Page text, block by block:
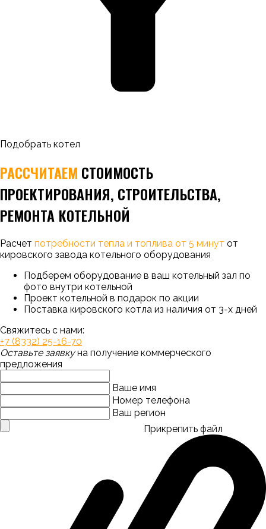
Подобрать котел
РАССЧИТАЕМ СТОИМОСТЬ
ПРОЕКТИРОВАНИЯ, СТРОИТЕЛЬСТВА,
РЕМОНТА КОТЕЛЬНОЙ
Расчет потребности тепла и топлива от 5 минут от
кировского завода котельного оборудования
Подберем оборудование в ваш котельный зал по
фото внутри котельной
Проект котельной в подарок по акции
Поставка кировского котла из наличия от 3-х дней
Свяжитесь с нами:
+7 (8332) 25-16-70
Оставьте заявкуна получение коммерческого
предложения
Ваше имя
Номер телефона
Ваш регион
Прикрепить файл